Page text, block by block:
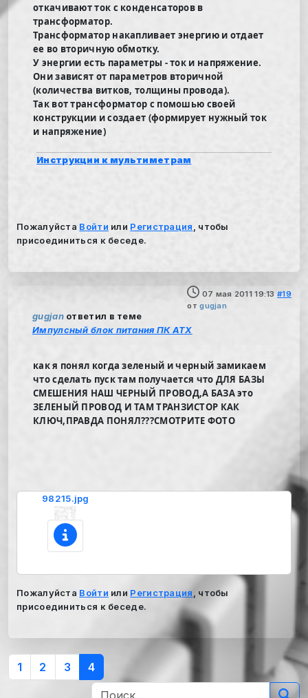
откачивают ток с конденсаторов в
трансформатор.
Трансформатор накапливает энергию и отдает
ее во вторичную обмотку.
У энергии есть параметры - ток и напряжение.
Они зависят от параметров вторичной
(количества витков, толщины провода).
Так вот трансформатор с помошью своей
конструкции и создает (формирует нужный ток
и напряжение)
Инструкции к мультиметрам
Пожалуйста Войти или Регистрация
, чтобы
присоединиться к беседе.
07 мая 2011 19:13 #19
отgugjan
gugjanответил в теме
Импулсный блок питания ПК ATX
как я понял когда зеленый и черный замикаем
что сделать пуск там получается что ДЛЯ БАЗЫ
СМЕШЕНИЯ НАШ ЧЕРНЫЙ ПРОВОД,А БАЗА это
ЗЕЛЕНЫЙ ПРОВОД И ТАМ ТРАНЗИСТОР КАК
КЛЮЧ,ПРАВДА ПОНЯЛ???СМОТРИТЕ ФОТО
98215.jpg
Пожалуйста Войти или Регистрация, чтобы
присоединиться к беседе.
1 2 3 4